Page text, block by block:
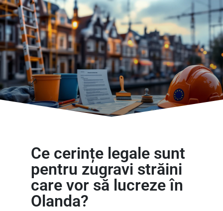
Ce cerințe legale sunt
pentru zugravi străini
care vor să lucreze în
Olanda?